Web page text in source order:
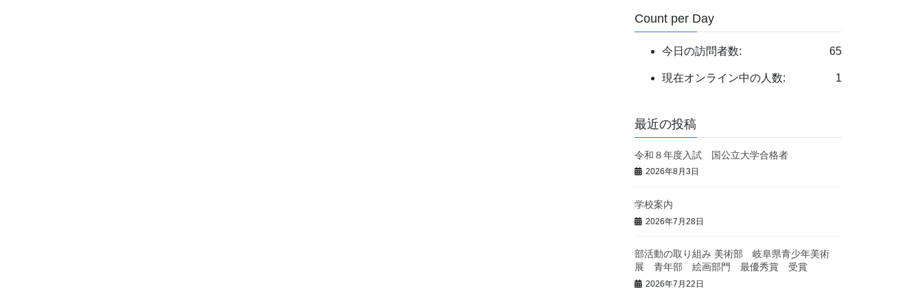
Count per Day
65
今日の訪問者数:
1
現在オンライン中の人数:
最近の投稿
令和８年度入試 国公立大学合格者
2026年8月3日
学校案内
2026年7月28日
部活動の取り組み 美術部 岐阜県青少年美術
展 青年部 絵画部門 最優秀賞 受賞
2026年7月22日